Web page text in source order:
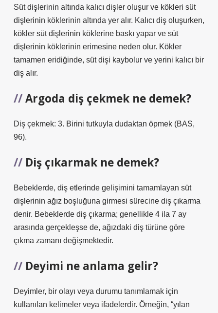
Süt dişlerinin altında kalıcı dişler oluşur ve kökleri süt
dişlerinin köklerinin altında yer alır. Kalıcı diş oluşurken,
kökler süt dişlerinin köklerine baskı yapar ve süt
dişlerinin köklerinin erimesine neden olur. Kökler
tamamen eridiğinde, süt dişi kaybolur ve yerini kalıcı bir
diş alır.
Argoda diş çekmek ne demek?
Diş çekmek: 3. Birini tutkuyla dudaktan öpmek (BAS,
96).
Diş çıkarmak ne demek?
Bebeklerde, diş etlerinde gelişimini tamamlayan süt
dişlerinin ağız boşluğuna girmesi sürecine diş çıkarma
denir. Bebeklerde diş çıkarma; genellikle 4 ila 7 ay
arasında gerçekleşse de, ağızdaki diş türüne göre
çıkma zamanı değişmektedir.
Deyimi ne anlama gelir?
Deyimler, bir olayı veya durumu tanımlamak için
kullanılan kelimeler veya ifadelerdir. Örneğin, “yılan